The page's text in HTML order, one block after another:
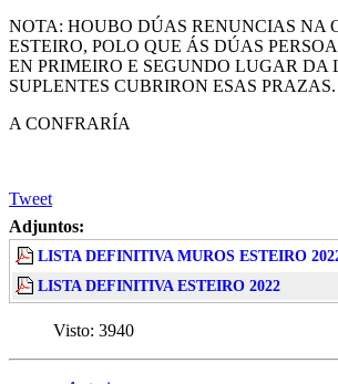
NOTA: HOUBO DÚAS RENUNCIAS NA
ESTEIRO, POLO QUE ÁS DÚAS
EN PRIMEIRO E SEGUNDO LUGAR DA
SUPLENTES CUBRIRON ESAS PRAZAS.
A CONFRARÍA
Tweet
Adjuntos:
LISTA DEFINITIVA MUROS ESTEIRO
LISTA DEFINITIVA ESTEIRO 2022
Visto: 3940